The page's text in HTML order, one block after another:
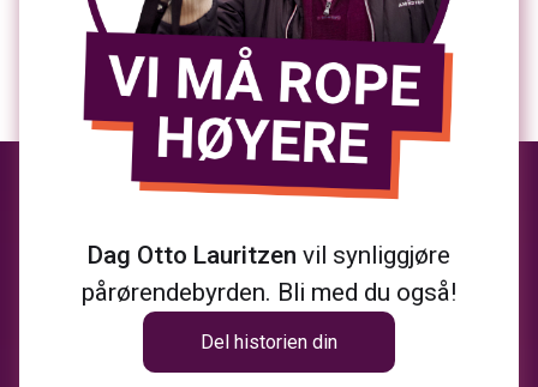
Dag Otto Lauritzen vil synliggjøre
pårørendebyrden. Bli med du også!
Del historien din